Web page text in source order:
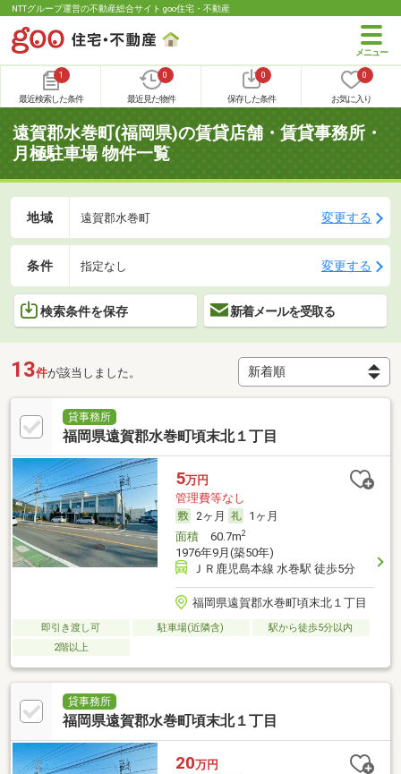
NTTグループ運営の不動産総合サイト goo住宅・不動産
1
最近検索した条件
0
最近見た物件
0
保存した条件
0
お気に入り
遠賀郡水巻町(福岡県)の賃貸店舗・賃貸事務所・
月極駐車場 物件一覧
地域 遠賀郡水巻町 変更する
条件 指定なし 変更する
検索条件を保存 新着メールを受取る
13件が該当しました。
貸事務所
福岡県遠賀郡水巻町頃末北１丁目
5万円
管理費等なし
2ヶ月
1ヶ月
面積60.7m2
1976年9月(築50年)
ＪＲ鹿児島本線 水巻駅 徒歩5分
福岡県遠賀郡水巻町頃末北１丁目
即引き渡し可 駐車場(近隣含)
駅から徒歩5分以内
2階以上
貸事務所
福岡県遠賀郡水巻町頃末北１丁目
20万円